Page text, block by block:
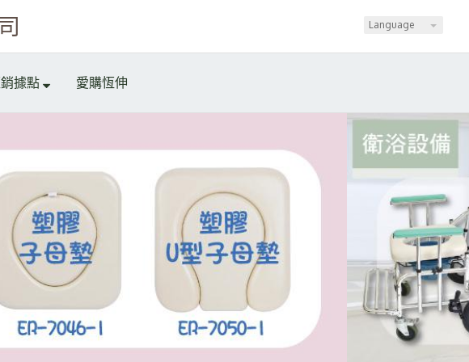
Language
據點 愛購恆伸